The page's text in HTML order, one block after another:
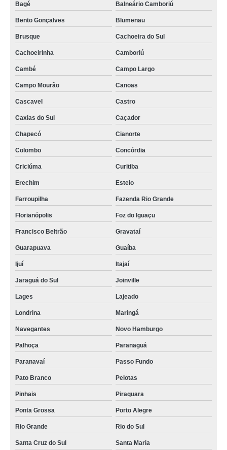
Bagé Balneário Camboriú
Bento Gonçalves Blumenau
Brusque Cachoeira do Sul
Cachoeirinha Camboriú
Cambé Campo Largo
Campo Mourão Canoas
Cascavel Castro
Caxias do Sul Caçador
Chapecó Cianorte
Colombo Concórdia
Criciúma Curitiba
Erechim Esteio
Farroupilha Fazenda Rio Grande
Florianópolis Foz do Iguaçu
Francisco Beltrão Gravataí
Guarapuava Guaíba
Ijuí Itajaí
Jaraguá do Sul Joinville
Lages Lajeado
Londrina Maringá
Navegantes Novo Hamburgo
Palhoça Paranaguá
Paranavaí Passo Fundo
Pato Branco Pelotas
Pinhais Piraquara
Ponta Grossa Porto Alegre
Rio Grande Rio do Sul
Santa Cruz do Sul Santa Maria